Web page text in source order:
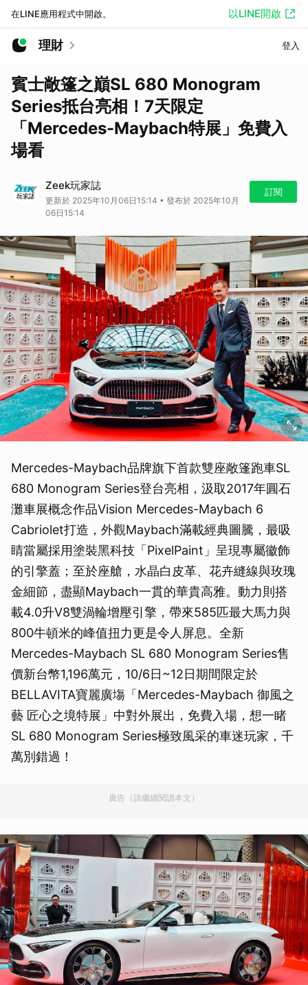
在LINE應用程式中開啟。 以LINE開啟
理財 登入
賓士敞篷之巔SL 680 Monogram
Series抵台亮相！7天限定
「Mercedes-Maybach特展」免費入
場看
Zeek玩家誌
更新於 2025年10月06日15:14 • 發布於 2025年10月
06日15:14
訂閱
Mercedes-Maybach品牌旗下首款雙座敞篷跑車SL
680 Monogram Series登台亮相，汲取2017年圓石
灘車展概念作品Vision Mercedes-Maybach 6
Cabriolet打造，外觀Maybach滿載經典圖騰，最吸
睛當屬採用塗裝黑科技「PixelPaint」呈現專屬徽飾
的引擎蓋；至於座艙，水晶白皮革、花卉縫線與玫瑰
金細節，盡顯Maybach一貫的華貴高雅。動力則搭
載4.0升V8雙渦輪增壓引擎，帶來585匹最大馬力與
800牛頓米的峰值扭力更是令人屏息。全新
Mercedes-Maybach SL 680 Monogram Series售
價新台幣1,196萬元，10/6日~12日期間限定於
BELLAVITA寶麗廣塲「Mercedes-Maybach 御風之
藝 匠心之境特展」中對外展出，免費入場，想一睹
SL 680 Monogram Series極致風采的車迷玩家，千
萬別錯過！
廣告（請繼續閱讀本文）